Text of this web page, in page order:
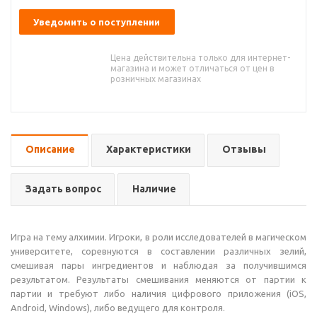
Уведомить о поступлении
Цена действительна только для интернет-
магазина и может отличаться от цен в
розничных магазинах
Описание Характеристики Отзывы
Задать вопрос Наличие
Игра на тему алхимии. Игроки, в роли исследователей в магическом
университете, соревнуются в составлении различных зелий,
смешивая пары ингредиентов и наблюдая за получившимся
результатом. Результаты смешивания меняются от партии к
партии и требуют либо наличия цифрового приложения (iOS,
Android, Windows), либо ведущего для контроля.